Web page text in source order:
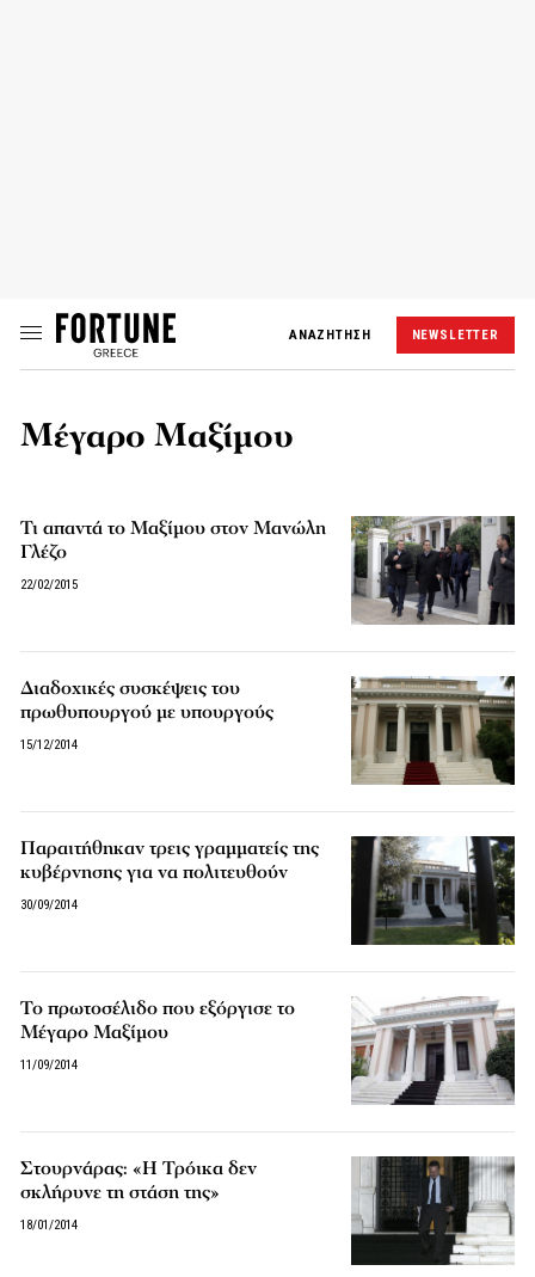
ΑΝΑΖΗΤΗΣΗ NEWSLETTER
Μέγαρο Μαξίμου
Τι απαντά το Μαξίμου στον Μανώλη
Γλέζο
22/02/2015
Διαδοχικές συσκέψεις του
πρωθυπουργού με υπουργούς
15/12/2014
Παραιτήθηκαν τρεις γραμματείς της
κυβέρνησης για να πολιτευθούν
30/09/2014
To πρωτοσέλιδο που εξόργισε το
Μέγαρο Μαξίμου
11/09/2014
Στουρνάρας: «Η Τρόικα δεν
σκλήρυνε τη στάση της»
18/01/2014